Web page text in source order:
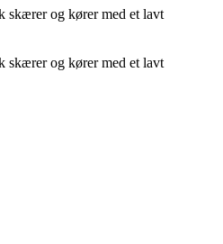
skærer og kører med et lavt
skærer og kører med et lavt